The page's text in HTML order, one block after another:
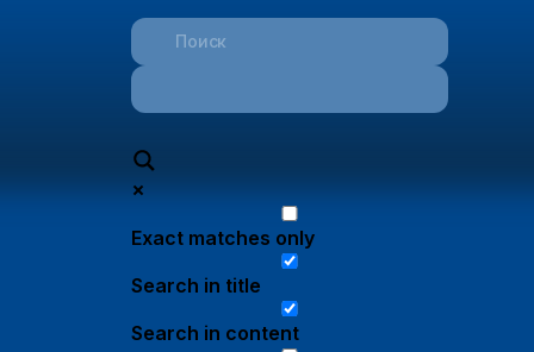
Exact matches only
Search in title
Search in content